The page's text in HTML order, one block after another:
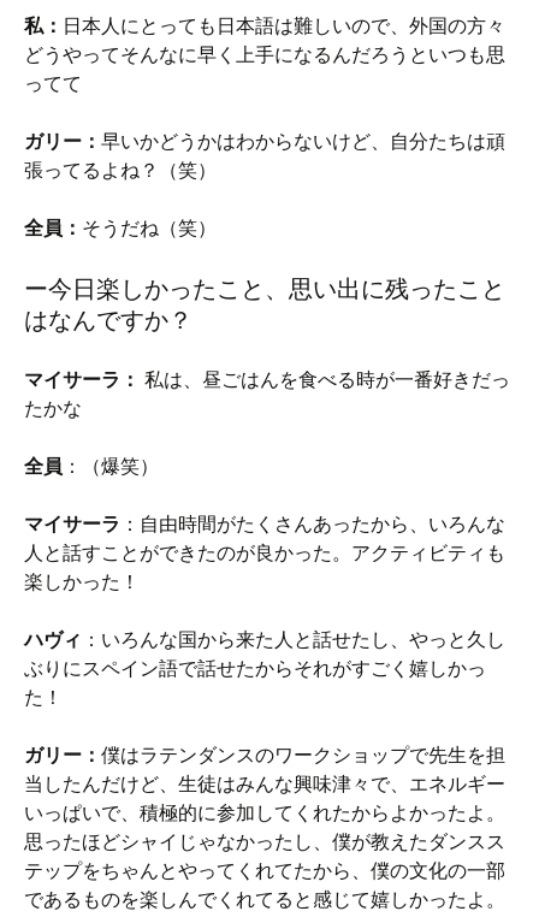
私： 日本人にとっても日本語は難しいので、外国の方々
どうやってそんなに早く上手になるんだろうといつも思
ってて
ガリー： 早いかどうかはわからないけど、自分たちは頑
張ってるよね？（笑）
全員： そうだね（笑）
ー今日楽しかったこと、思い出に残ったこと
はなんですか？
マイサーラ： 私は、昼ごはんを食べる時が一番好きだっ
たかな
全員 ：（爆笑）
マイサーラ ：自由時間がたくさんあったから、いろんな
人と話すことができたのが良かった。アクティビティも
楽しかった！
ハヴィ ：いろんな国から来た人と話せたし、やっと久し
ぶりにスペイン語で話せたからそれがすごく嬉しかっ
た！
ガリー： 僕はラテンダンスのワークショップで先生を担
当したんだけど、生徒はみんな興味津々で、エネルギー
いっぱいで、積極的に参加してくれたからよかったよ。
思ったほどシャイじゃなかったし、僕が教えたダンスス
テップをちゃんとやってくれてたから、僕の文化の一部
であるものを楽しんでくれてると感じて嬉しかったよ。